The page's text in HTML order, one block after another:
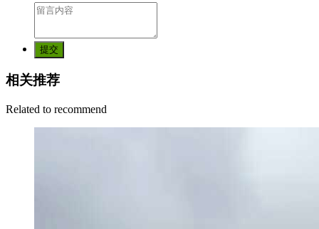
提交
相关推荐
Related to recommend